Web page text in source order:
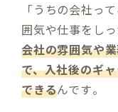
「うちの会社っ
囲気や仕事をし
会社の雰囲気や
で、入社後のギ
できるんです​。